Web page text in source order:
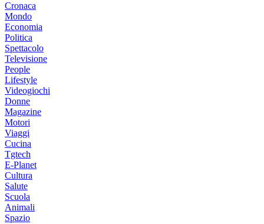
Cronaca
Mondo
Economia
Politica
Spettacolo
Televisione
People
Lifestyle
Videogiochi
Donne
Magazine
Motori
Viaggi
Cucina
Tgtech
E-Planet
Cultura
Salute
Scuola
Animali
Spazio